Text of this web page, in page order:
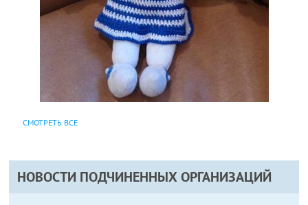
НОВОСТИ ПОДЧИНЕННЫХ ОРГАНИЗАЦИЙ
СМОТРЕТЬ ВСЕ